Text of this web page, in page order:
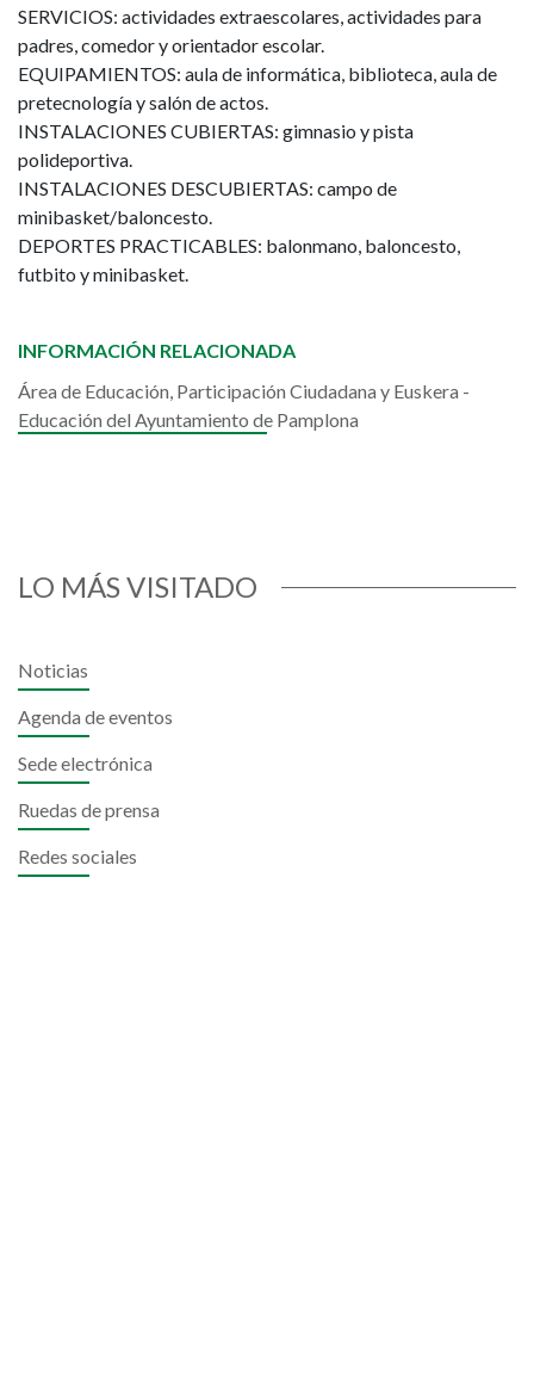
SERVICIOS: actividades extraescolares, actividades para
padres, comedor y orientador escolar.
EQUIPAMIENTOS: aula de informática, biblioteca, aula de
pretecnología y salón de actos.
INSTALACIONES CUBIERTAS: gimnasio y pista
polideportiva.
INSTALACIONES DESCUBIERTAS: campo de
minibasket/baloncesto.
DEPORTES PRACTICABLES: balonmano, baloncesto,
futbito y minibasket.
INFORMACIÓN RELACIONADA
Área de Educación, Participación Ciudadana y Euskera -
Educación del Ayuntamiento de Pamplona
LO MÁS VISITADO
Noticias
Agenda de eventos
Sede electrónica
Ruedas de prensa
Redes sociales